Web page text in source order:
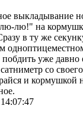
выкладывание
лю!" на
в ту же
уже
со
и кормушкой